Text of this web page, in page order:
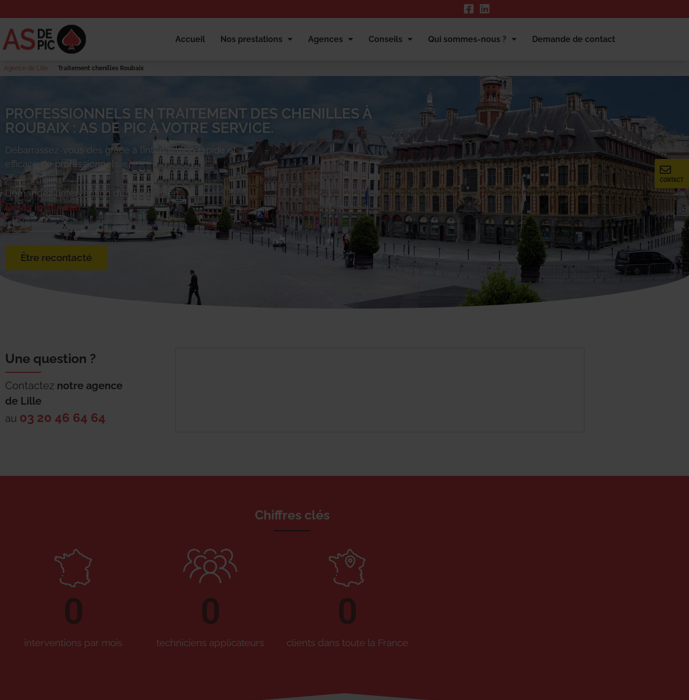
Accueil Nos prestations Agences Conseils Qui sommes-nous ? Demande de contact
Agence de Lille Traitement chenilles Roubaix
CONTACT
PROFESSIONNELS EN TRAITEMENT DES CHENILLES À
ROUBAIX : AS DE PIC À VOTRE SERVICE.
Débarrassez-vous des grâce à l’intervention rapide et
efficace de professionnels.
Demandez l’intervention d’un technicien.
Devis immédiat
Être recontacté
Une question ?
Contactez notre agence
de Lille
au 03 20 46 64 64
Chiffres clés
interventions par mois
0
techniciens applicateurs
0
clients dans toute la France
0